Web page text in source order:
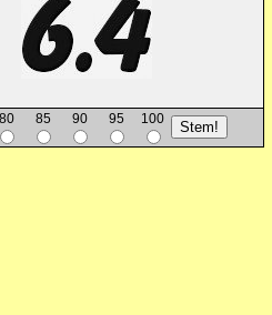
80 85 90 95 100